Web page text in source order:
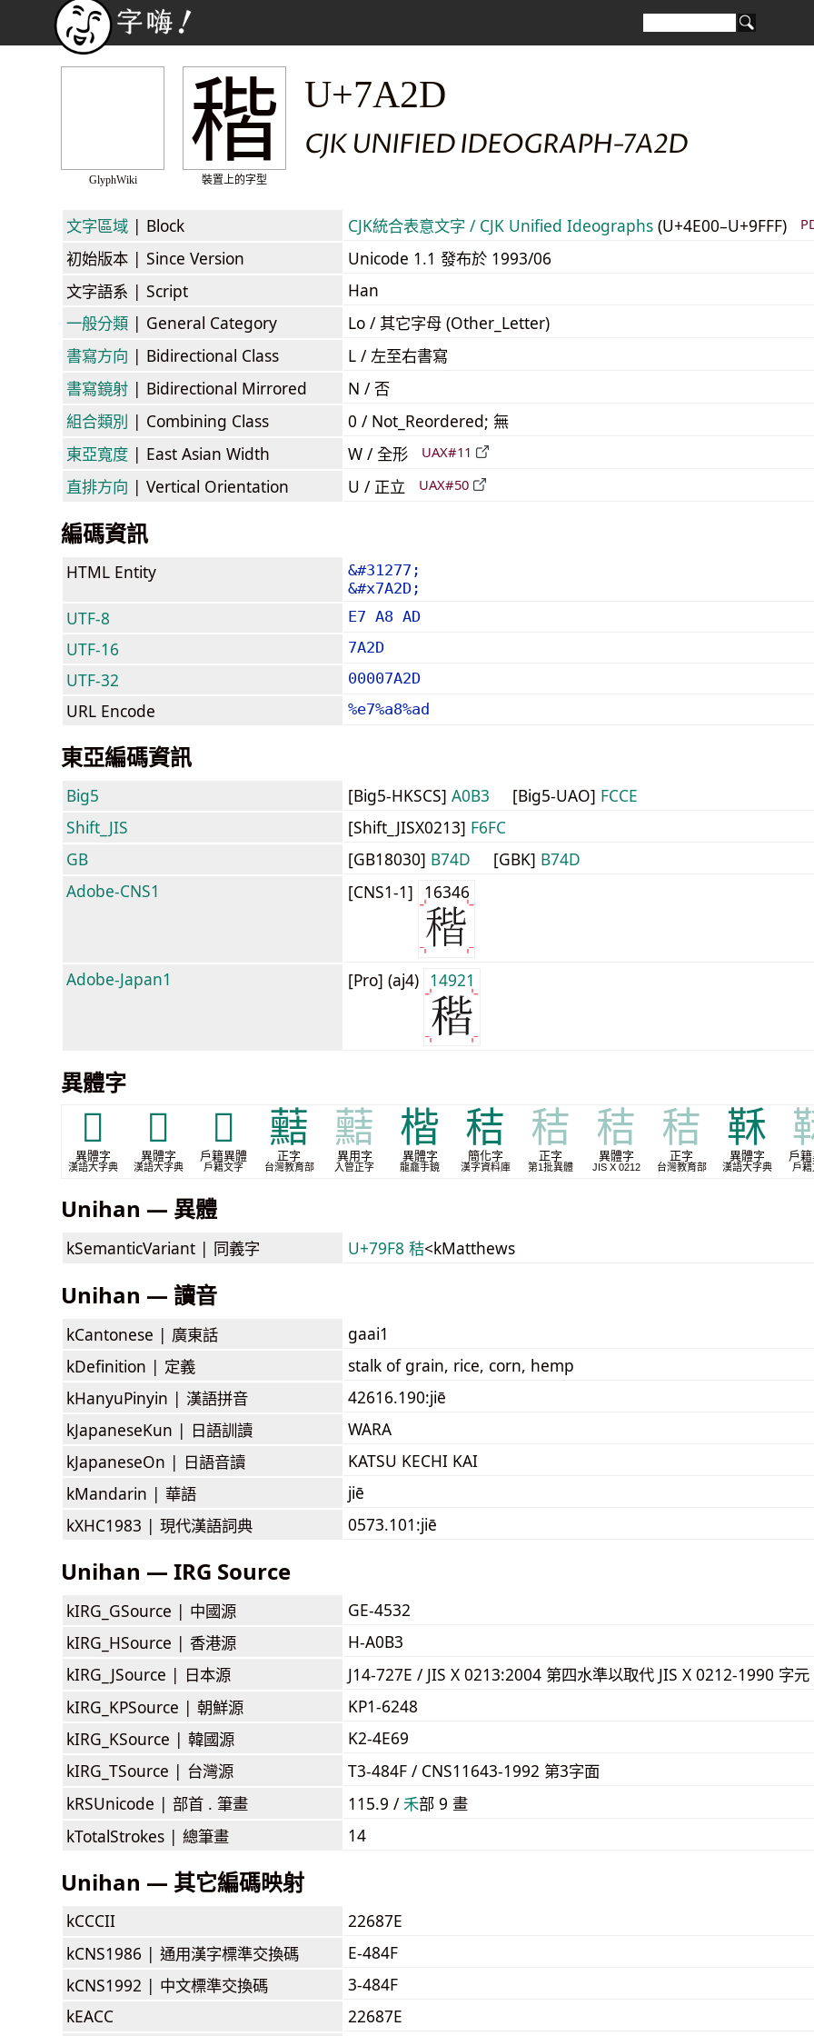
GlyphWiki
稭
裝置上的字型
U+7A2D
CJK UNIFIED IDEOGRAPH-7A2D
文字區域 | Block CJK統合表意文字 / CJK Unified Ideographs (U+4E00–U+9FFF)
初始版本 | Since Version
Unicode 1.1 發布於 1993/06
文字語系 | Script
Han
一般分類 | General Category
Lo / 其它字母 (Other_Letter)
書寫方向 | Bidirectional Class
L / 左至右書寫
書寫鏡射 | Bidirectional Mirrored
N / 否
組合類別 | Combining Class
0 / Not_Reordered; 無
東亞寬度 | East Asian Width W / 全形 UAX#11
直排方向 | Vertical Orientation U / 正立 UAX#50
編碼資訊
HTML Entity
&#31277;
&#x7A2D;
UTF-8 E7 A8 AD
UTF-16 7A2D
UTF-32 00007A2D
URL Encode %e7%a8%ad
東亞編碼資訊
Big5 [Big5-HKSCS] A0B3 [Big5-UAO] FCCE
Shift_JIS
[Shift_JISX0213] F6FC
GB
[GB18030] B74D [GBK] B74D
Adobe-CNS1
[CNS1-1] 16346
Adobe-Japan1 [Pro] (aj4) 14921
異體字
𥚺
異體字
漢語大字典
𥞨
異體字
漢語大字典
𧅡
戶籍異體
戶籍文字
䕸
正字
台灣教育部
䕸
異用字
入管正字
楷
異體字
龍龕手鏡
秸
簡化字
漢字資料庫
秸
正字
第1批異體
秸
異體字
JIS X 0212
秸
正字
台灣教育部
鞂
異體字
漢語大字典
戶
戶
Unihan — 異體
kSemanticVariant | 同義字 U+79F8 秸<kMatthews
Unihan — 讀音
kCantonese | 廣東話
gaai1
kDefinition | 定義
stalk of grain, rice, corn, hemp
kHanyuPinyin | 漢語拼音
42616.190:jiē
kJapaneseKun | 日語訓讀
WARA
kJapaneseOn | 日語音讀
KATSU KECHI KAI
kMandarin | 華語
jiē
kXHC1983 | 現代漢語詞典 0573.101:jiē
Unihan — IRG Source
kIRG_GSource | 中國源
GE-4532
kIRG_HSource | 香港源
H-A0B3
kIRG_JSource | 日本源
J14-727E / JIS X 0213:2004 第四水準以取代 JIS X 0212-1990 字元
kIRG_KPSource | 朝鮮源
KP1-6248
kIRG_KSource | 韓國源
K2-4E69
kIRG_TSource | 台灣源
T3-484F / CNS11643-1992 第3字面
kRSUnicode | 部首 . 筆畫 115.9 / ⽲部 9 畫
kTotalStrokes | 總筆畫 14
Unihan — 其它編碼映射
kCCCII
22687E
kCNS1986 | 通用漢字標準交換碼
E-484F
kCNS1992 | 中文標準交換碼
3-484F
kEACC
22687E